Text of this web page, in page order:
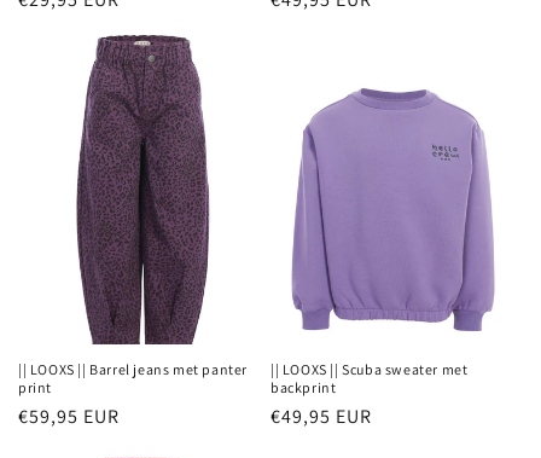
|| LOOXS || Barrel jeans met panter
print
Normale
€59,95 EUR
|| LOOXS || Scuba sweater met
backprint
Normale
€49,95 EUR